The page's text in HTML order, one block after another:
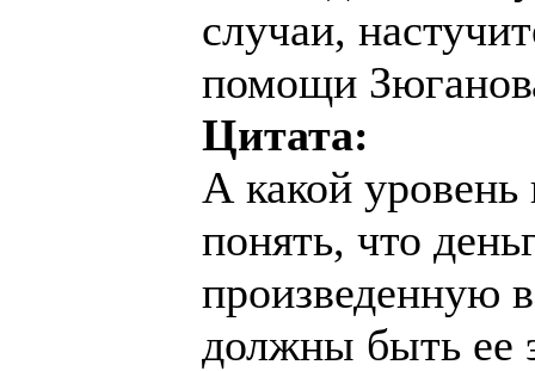
случаи,
помощи
Цитата:
А какой
понять, что
произведенную
должны быть ее